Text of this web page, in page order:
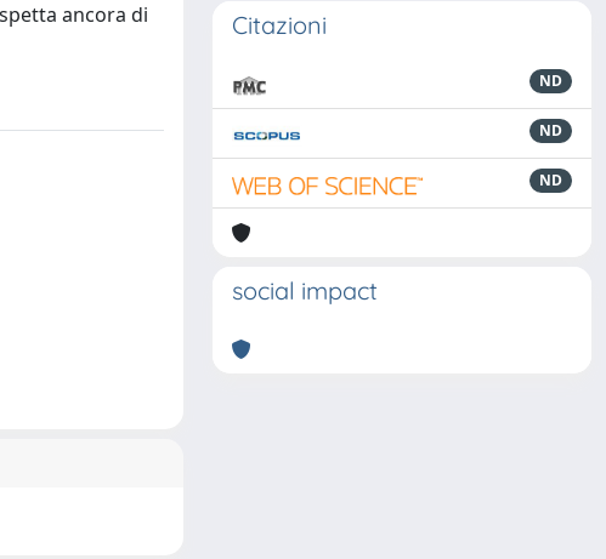
ancora di
Citazioni
ND
ND
ND
social impact